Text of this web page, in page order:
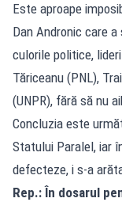
Este aproape
Dan Andronic care
culorile politice,
Tăriceanu (PNL),
(UNPR), fără să nu
Concluzia este
Statului Paralel, iar
defecteze, i s-a
Rep.: În dosarul